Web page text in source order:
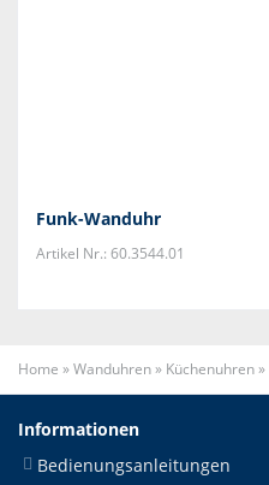
Funk-Wanduhr
Artikel Nr.: 60.3544.01
Home »Wanduhren» Küchenuhren»
Informationen
Bedienungsanleitungen